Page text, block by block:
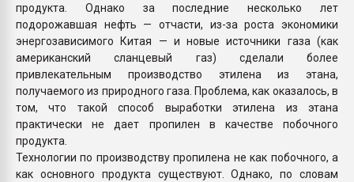
продукта. Однако за последние несколько лет
подорожавшая нефть — отчасти, из-за роста экономики
энергозависимого Китая — и новые источники газа (как
американский сланцевый газ) сделали более
привлекательным производство этилена из этана,
получаемого из природного газа. Проблема, как оказалось, в
том, что такой способ выработки этилена из этана
практически не дает пропилен в качестве побочного
продукта.
Технологии по производству пропилена не как побочного, а
как основного продукта существуют. Однако, по словам